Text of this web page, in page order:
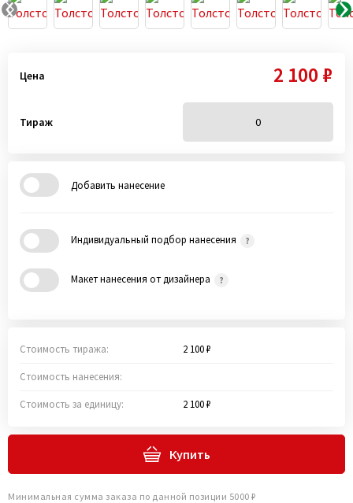
Цена 2 100 ₽
Тираж
Добавить нанесение
Индивидуальный подбор нанесения
Макет нанесения от дизайнера
Стоимость тиража: 2 100 ₽
Стоимость нанесения:
Стоимость за единицу: 2 100 ₽
Купить
Минимальная сумма заказа по данной позиции 5000 ₽